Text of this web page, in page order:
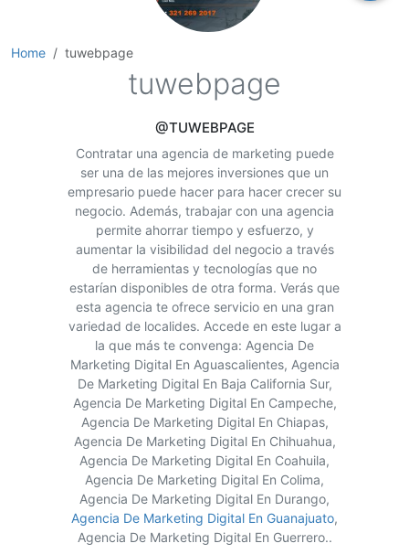
Home tuwebpage
tuwebpage
@TUWEBPAGE
Contratar una agencia de marketing puede
ser una de las mejores inversiones que un
empresario puede hacer para hacer crecer su
negocio. Además, trabajar con una agencia
permite ahorrar tiempo y esfuerzo, y
aumentar la visibilidad del negocio a través
de herramientas y tecnologías que no
estarían disponibles de otra forma. Verás que
esta agencia te ofrece servicio en una gran
variedad de localides. Accede en este lugar a
la que más te convenga: Agencia De
Marketing Digital En Aguascalientes, Agencia
De Marketing Digital En Baja California Sur,
Agencia De Marketing Digital En Campeche,
Agencia De Marketing Digital En Chiapas,
Agencia De Marketing Digital En Chihuahua,
Agencia De Marketing Digital En Coahuila,
Agencia De Marketing Digital En Colima,
Agencia De Marketing Digital En Durango,
Agencia De Marketing Digital En Guanajuato,
Agencia De Marketing Digital En Guerrero..